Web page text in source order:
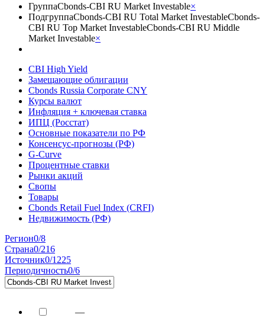
ГруппаCbonds-CBI RU Market Investable×
ПодгруппаCbonds-CBI RU Total Market InvestableCbonds-
CBI RU Top Market InvestableCbonds-CBI RU Middle
Market Investable×
CBI High Yield
Замещающие облигации
Cbonds Russia Corporate CNY
Курсы валют
Инфляция + ключевая ставка
ИПЦ (Росстат)
Основные показатели по РФ
Консенсус-прогнозы (РФ)
G-Curve
Процентные ставки
Рынки акций
Свопы
Товары
Cbonds Retail Fuel Index (CRFI)
Недвижимость (РФ)
Регион0/8
Страна0/216
Источник0/1225
Периодичность0/6
—